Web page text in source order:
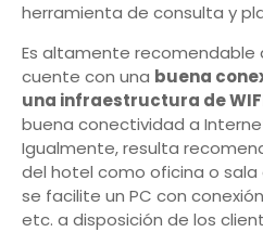
herramienta de consulta y
Es altamente recomendable
cuente con una buena
una infraestructura de
buena conectividad a
Igualmente, resulta
del hotel como oficina o sala
se facilite un PC con
etc. a disposición de los